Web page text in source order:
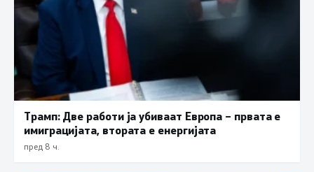
Трамп: Две работи ја убиваат Европа – првата е
имиграцијата, втората е енергијата
пред 8 ч.